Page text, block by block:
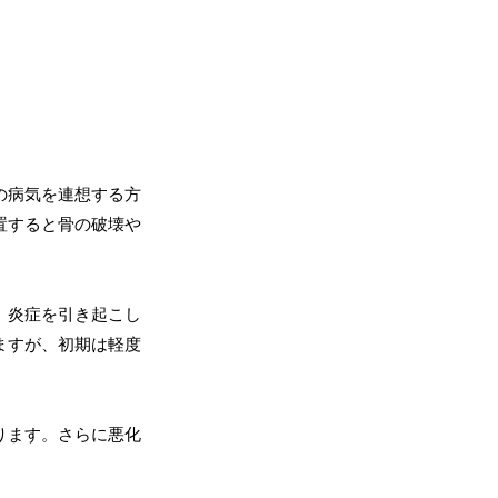
病気を連想する方
すると骨の破壊や
炎症を引き起こし
すが、初期は軽度
ます。さらに悪化